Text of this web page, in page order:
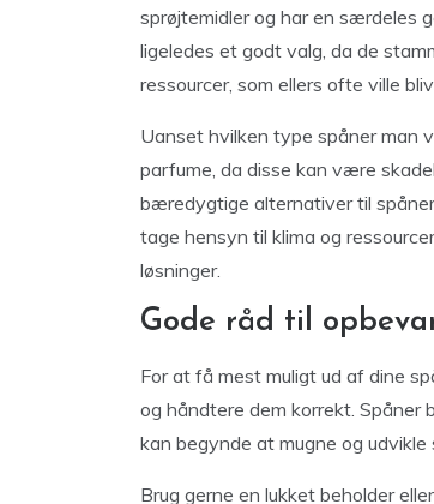
sprøjtemidler og har en særdeles
ligeledes et godt valg, da de
ressourcer, som ellers ofte ville
Uanset hvilken type spåner man
parfume, da disse kan være
bæredygtige alternativer til
tage hensyn til klima og
løsninger.
Gode råd til
For at få mest muligt ud af dine
og håndtere dem korrekt.
kan begynde at mugne og udvikle
Brug gerne en lukket beholder